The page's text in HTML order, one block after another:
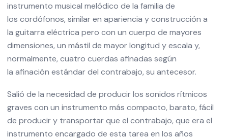
instrumento musical melódico de la familia de
los cordófonos, similar en apariencia y construcción a
la guitarra eléctrica pero con un cuerpo de mayores
dimensiones, un mástil de mayor longitud y escala y,
normalmente, cuatro cuerdas afinadas según
la afinación estándar del contrabajo, su antecesor.
Salió de la necesidad de producir los sonidos rítmicos
graves con un instrumento más compacto, barato, fácil
de producir y transportar que el contrabajo, que era el
instrumento encargado de esta tarea en los años